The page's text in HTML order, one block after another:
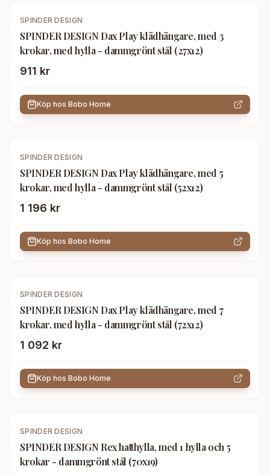
SPINDER DESIGN
SPINDER DESIGN Dax Play klädhängare, med 3
krokar, med hylla - dammgrönt stål (27x12)
911 kr
Köp hos Bobo Home
SPINDER DESIGN
SPINDER DESIGN Dax Play klädhängare, med 5
krokar, med hylla - dammgrönt stål (52x12)
1 196 kr
Köp hos Bobo Home
SPINDER DESIGN
SPINDER DESIGN Dax Play klädhängare, med 7
krokar, med hylla - dammgrönt stål (72x12)
1 092 kr
Köp hos Bobo Home
SPINDER DESIGN
SPINDER DESIGN Rex hatthylla, med 1 hylla och 5
krokar - dammgrönt stål (70x19)